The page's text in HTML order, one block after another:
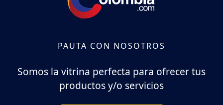
PAUTA CON NOSOTROS
Somos la vitrina perfecta para ofrecer tus
productos y/o servicios